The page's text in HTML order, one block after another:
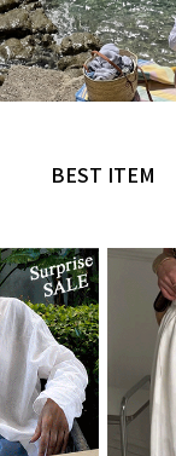
BEST ITEM